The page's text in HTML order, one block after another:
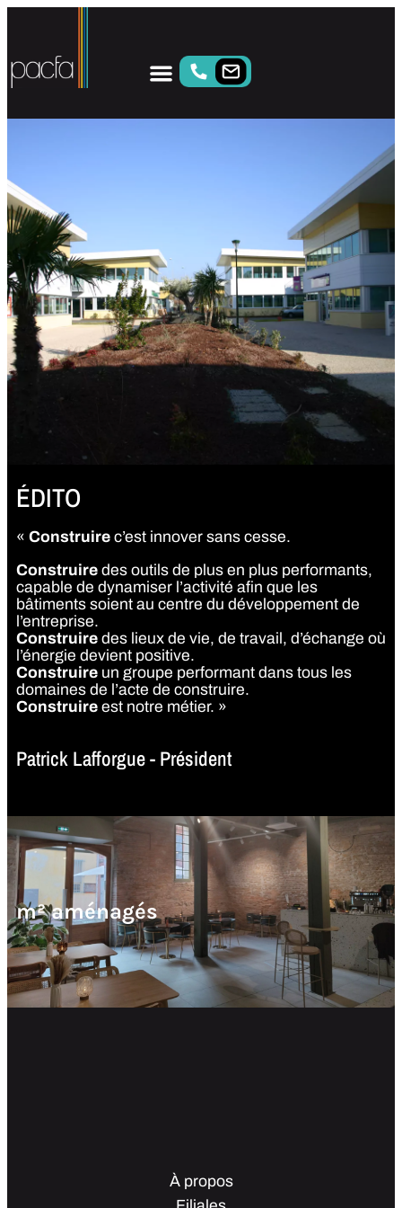
ÉDITO
« Construire c’est innover sans cesse.
Construire des outils de plus en plus performants,
capable de dynamiser l’activité afin que les
bâtiments soient au centre du développement de
l’entreprise.
Construire des lieux de vie, de travail, d’échange où
l’énergie devient positive.
Construire un groupe performant dans tous les
domaines de l’acte de construire.
Construire est notre métier. »
Patrick Lafforgue - Président
m² aménagés
À propos